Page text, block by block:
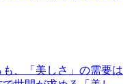
、「美しさ」の需要は